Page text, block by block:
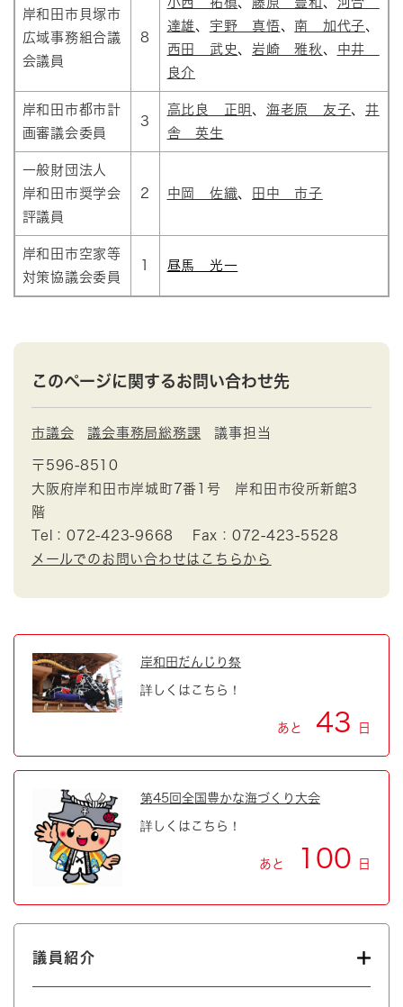
岸和田市貝塚市
広域事務組合議
会議員
8
達雄 、 宇野 真悟、​南 加代子、
西田 武史 、 岩崎 雅秋 、 中井
良介
岸和田市都市計
画審議会委員
3
高比良 正明 、 海老原 友子、 井
舎 英生
一般財団法人
岸和田市奨学会
評議員
2 中岡 佐織、 田中 市子
岸和田市空家等
対策協議会委員
1 昼馬 光一
このページに関するお問い合わせ先
市議会 議会事務局総務課 議事担当
〒596-8510
大阪府岸和田市岸城町7番1号 岸和田市役所新館3
階
Tel：072-423-9668
Fax：072-423-5528
メールでのお問い合わせはこちらから
岸和田だんじり祭
詳しくはこちら！
あと 43 日
第45回全国豊かな海づくり大会
詳しくはこちら！
あと 100 日
議員紹介